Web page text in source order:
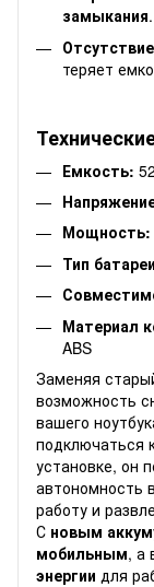
замыкания.
теряет
Емкость:
Мощность:
Тип
Материал
ABS
Заменяя
возможность
вашего
подключаться
установке, он
автономность
работу и
С новым
мобильным, а
энергии для